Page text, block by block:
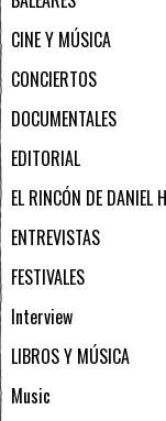
CINE Y MÚSICA
CONCIERTOS
DOCUMENTALES
EDITORIAL
EL RINCÓN DE DANIEL
ENTREVISTAS
FESTIVALES
Interview
LIBROS Y MÚSICA
Music